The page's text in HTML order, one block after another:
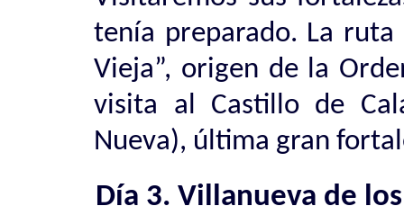
tenía preparado. La ruta
Vieja”, origen de la
visita al Castillo de
Nueva), última gran
Día 3. Villanueva de